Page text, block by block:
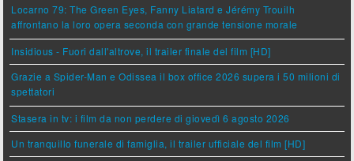
Locarno 79: The Green Eyes, Fanny Liatard e Jérémy Trouilh
affrontano la loro opera seconda con grande tensione morale
Insidious - Fuori dall'altrove, il trailer finale del film [HD]
Grazie a Spider-Man e Odissea il box office 2026 supera i 50 milioni di
spettatori
Stasera in tv: i film da non perdere di giovedì 6 agosto 2026
Un tranquillo funerale di famiglia, il trailer ufficiale del film [HD]